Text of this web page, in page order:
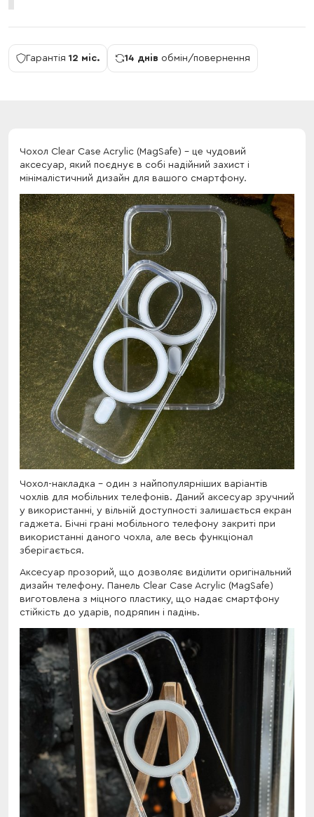
Гарантія 12 міс. 14 днів обмін/повернення
Чохол Clear Case Acrylic (MagSafe) - це чудовий
аксесуар, який поєднує в собі надійний захист і
мінімалістичний дизайн для вашого смартфону.
Чохол-накладка - один з найпопулярніших варіантів
чохлів для мобільних телефонів. Даний аксесуар зручний
у використанні, у вільній доступності залишається екран
гаджета. Бічні грані мобільного телефону закриті при
використанні даного чохла, але весь функціонал
зберігається.
Аксесуар прозорий, що дозволяє виділити оригінальний
дизайн телефону. Панель Clear Case Acrylic (MagSafe)
виготовлена з міцного пластику, що надає смартфону
стійкість до ударів, подряпин і падінь.